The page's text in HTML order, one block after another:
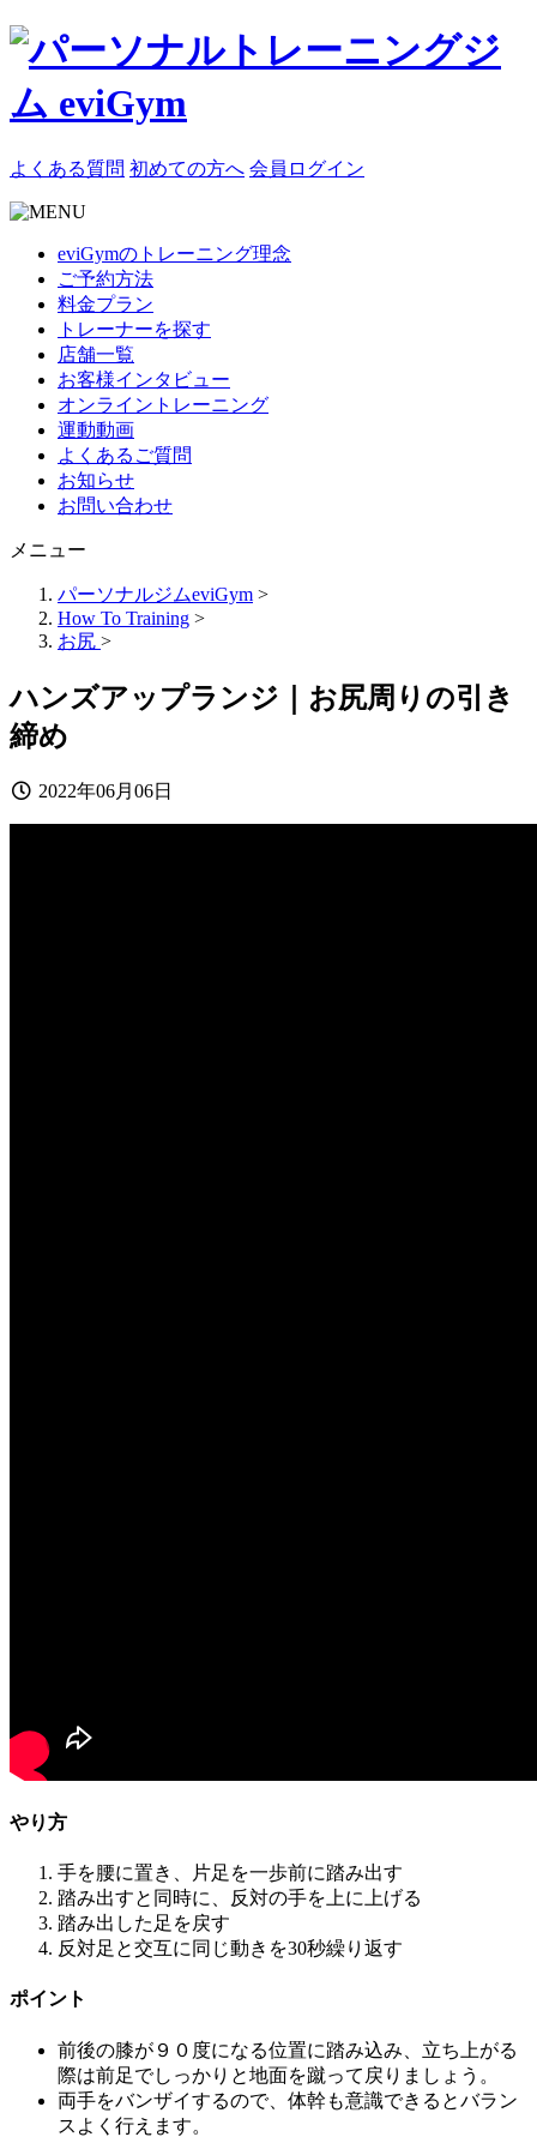
よくある質問 初めての方へ 会員ログイン
eviGymのトレーニング理念
ご予約方法
料金プラン
トレーナーを探す
店舗一覧
お客様インタビュー
オンライントレーニング
運動動画
よくあるご質問
お知らせ
お問い合わせ
メニュー
パーソナルジムeviGym >
How To Training >
お尻 >
ハンズアップランジ｜お尻周りの引き
締め
2022年06月06日
やり方
手を腰に置き、片足を一歩前に踏み出す
踏み出すと同時に、反対の手を上に上げる
踏み出した足を戻す
反対足と交互に同じ動きを30秒繰り返す
ポイント
前後の膝が９０度になる位置に踏み込み、立ち上がる
際は前足でしっかりと地面を蹴って戻りましょう。
両手をバンザイするので、体幹も意識できるとバラン
スよく行えます。